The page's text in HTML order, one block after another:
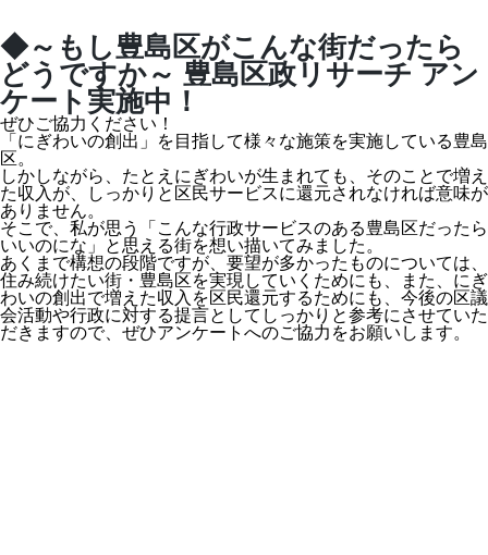
◆～もし豊島区がこんな街だったら
どうですか～ 豊島区政リサーチ アン
ケート実施中！
ぜひご協力ください！
「にぎわいの創出」を目指して様々な施策を実施している豊島
区。
しかしながら、たとえにぎわいが生まれても、そのことで増え
た収入が、しっかりと区民サービスに還元されなければ意味が
ありません。
そこで、私が思う「こんな行政サービスのある豊島区だったら
いいのにな」と思える街を想い描いてみました。
あくまで構想の段階ですが、要望が多かったものについては、
住み続けたい街・豊島区を実現していくためにも、また、にぎ
わいの創出で増えた収入を区民還元するためにも、今後の区議
会活動や行政に対する提言としてしっかりと参考にさせていた
だきますので、ぜひアンケートへのご協力をお願いします。